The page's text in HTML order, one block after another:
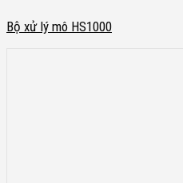
Bộ xử lý mô HS1000